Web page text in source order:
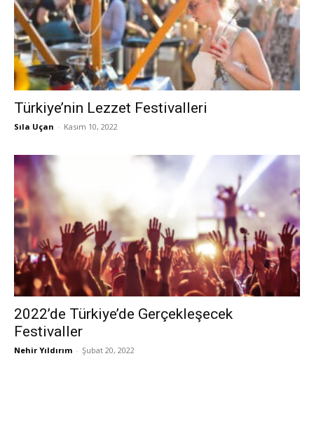
Türkiye’nin Lezzet Festivalleri
Sıla Uçan - Kasım 10, 2022
2022’de Türkiye’de Gerçekleşecek
Festivaller
Nehir Yıldırım - Şubat 20, 2022